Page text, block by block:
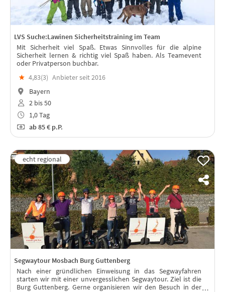
LVS Suche:Lawinen Sicherheitstraining im Team
Mit Sicherheit viel Spaß. Etwas Sinnvolles für die alpine
Sicherheit lernen & richtig viel Spaß haben. Als Teamevent
oder Privatperson buchbar.
★ 4,83(3) Anbieter seit 2016
Bayern
2 bis 50
1,0 Tag
ab85 € p.P.
Segwaytour Mosbach Burg Guttenberg
Nach einer gründlichen Einweisung in das Segwayfahren
starten wir mit einer unvergesslichen Segwaytour. Ziel ist die
Burg Guttenberg. Gerne organisieren wir den Besuch in der